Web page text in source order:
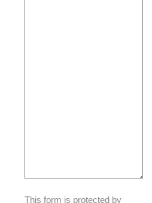
This form is protected by